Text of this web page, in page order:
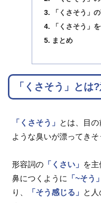
「くさそう」
「くさそう」
まとめ
「くさそう」とは
「くさそう」
とは、目
ような臭いが漂ってきそ
形容詞の 「くさい」 を
鼻につくように
「~そう」
り、
「そう感じる」
と